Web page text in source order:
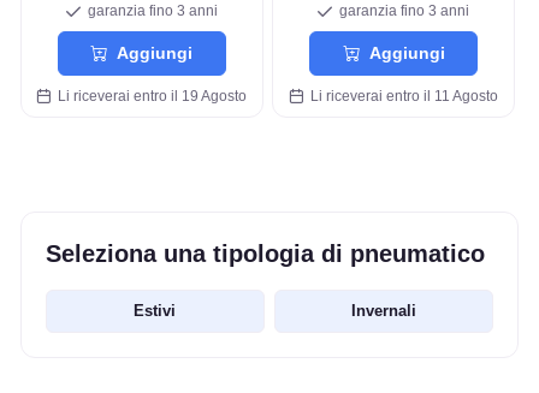
garanzia fino 3 anni
Aggiungi
Li riceverai entro il 19 Agosto
garanzia fino 3 anni
Aggiungi
Li riceverai entro il 11 Agosto
Seleziona una tipologia di pneumatico
Estivi Invernali